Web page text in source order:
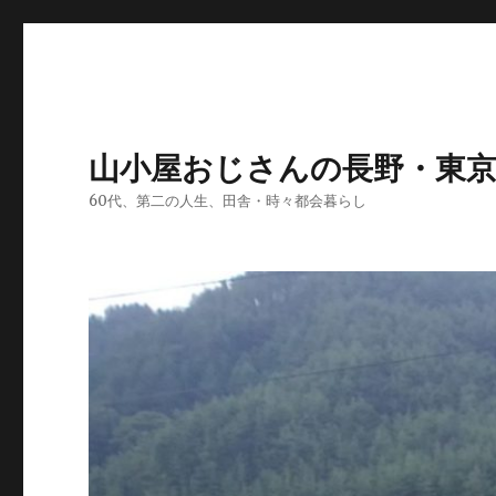
山小屋おじさんの長野・東
60代、第二の人生、田舎・時々都会暮らし